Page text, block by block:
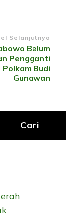
Selanjutnya
Belum
Pengganti
Polkam Budi
Gunawan
Cari